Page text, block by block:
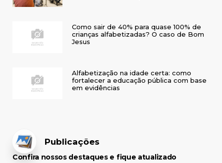
Como sair de 40% para quase 100% de
crianças alfabetizadas? O caso de Bom
Jesus
Alfabetização na idade certa: como
fortalecer a educação pública com base
em evidências
Publicações
Confira nossos destaques e fique atualizado